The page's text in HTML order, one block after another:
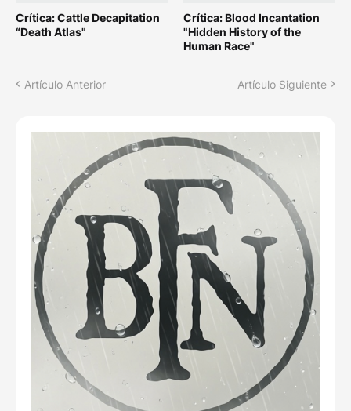
Crítica: Cattle Decapitation
“Death Atlas"
Crítica: Blood Incantation
"Hidden History of the
Human Race"
Artículo Anterior Artículo Siguiente